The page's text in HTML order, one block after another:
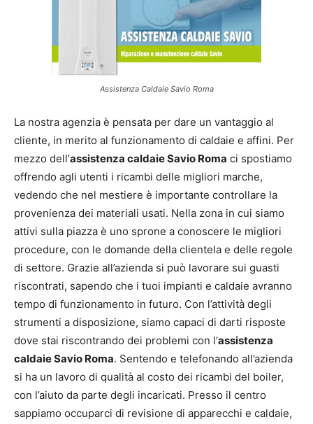
Assistenza Caldaie Savio Roma
La nostra agenzia è pensata per dare un vantaggio al
cliente, in merito al funzionamento di caldaie e affini. Per
mezzo dell’assistenza caldaie Savio Roma ci spostiamo
offrendo agli utenti i ricambi delle migliori marche,
vedendo che nel mestiere è importante controllare la
provenienza dei materiali usati. Nella zona in cui siamo
attivi sulla piazza è uno sprone a conoscere le migliori
procedure, con le domande della clientela e delle regole
di settore. Grazie all’azienda si può lavorare sui guasti
riscontrati, sapendo che i tuoi impianti e caldaie avranno
tempo di funzionamento in futuro. Con l’attività degli
strumenti a disposizione, siamo capaci di darti risposte
dove stai riscontrando dei problemi con l’assistenza
caldaie Savio Roma. Sentendo e telefonando all’azienda
si ha un lavoro di qualità al costo dei ricambi del boiler,
con l’aiuto da parte degli incaricati. Presso il centro
sappiamo occuparci di revisione di apparecchi e caldaie,